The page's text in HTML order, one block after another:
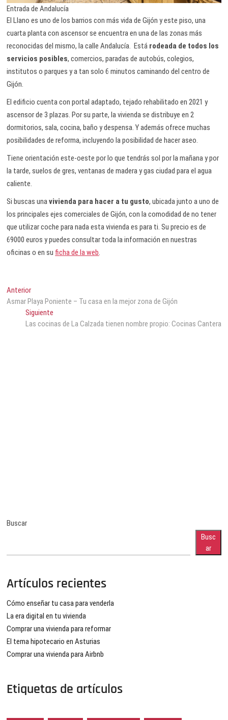
Entrada de Andalucía
El Llano es uno de los barrios con más vida de Gijón y este piso, una
cuarta planta con ascensor se encuentra en una de las zonas más
reconocidas del mismo, la calle Andalucía. Está rodeada de todos los
servicios posibles, comercios, paradas de autobús, colegios,
institutos o parques y a tan solo 6 minutos caminando del centro de
Gijón.
El edificio cuenta con portal adaptado, tejado rehabilitado en 2021 y
ascensor de 3 plazas. Por su parte, la vivienda se distribuye en 2
dormitorios, sala, cocina, baño y despensa. Y además ofrece muchas
posibilidades de reforma, incluyendo la posibilidad de hacer aseo.
Tiene orientación este-oeste por lo que tendrás sol por la mañana y por
la tarde, suelos de gres, ventanas de madera y gas ciudad para el agua
caliente.
Si buscas unavivienda para hacer a tu gusto, ubicada junto a uno de
los principales ejes comerciales de Gijón, con la comodidad de no tener
que utilizar coche para nada esta vivienda es para ti. Su precio es de
69000 euros y puedes consultar toda la información en nuestras
oficinas o en su ficha de la web.
Anterior
Asmar Playa Poniente – Tu casa en la mejor zona de Gijón
Siguiente
Las cocinas de La Calzada tienen nombre propio: Cocinas Cantera
Buscar
Busc
ar
Artículos recientes
Cómo enseñar tu casa para venderla
La era digital en tu vivienda
Comprar una vivienda para reformar
El tema hipotecario en Asturias
Comprar una vivienda para Airbnb
Etiquetas de artículos